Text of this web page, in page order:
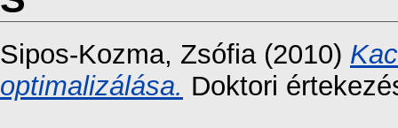
Sipos-Kozma, Zsófia(2010)
optimalizálása. Doktori